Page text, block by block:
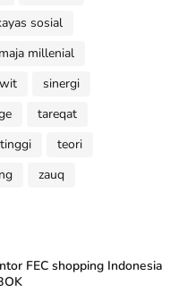
sosial
millenial
sinergi
tareqat
teori
zauq
FEC shopping Indonesia